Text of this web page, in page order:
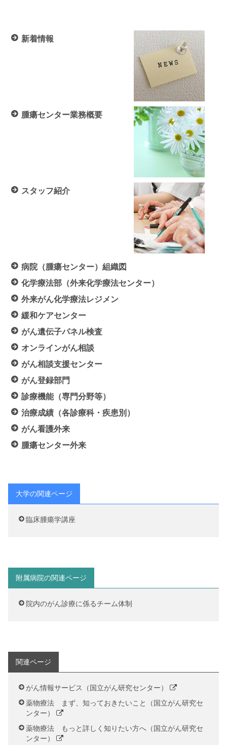
新着情報
腫瘍センター業務概要
スタッフ紹介
病院（腫瘍センター）組織図
化学療法部（外来化学療法センター）
外来がん化学療法レジメン
緩和ケアセンター
がん遺伝子パネル検査
オンラインがん相談
がん相談支援センター
がん登録部門
診療機能（専門分野等）
治療成績（各診療科・疾患別）
がん看護外来
腫瘍センター外来
大学の関連ページ
臨床腫瘍学講座
附属病院の関連ページ
院内のがん診療に係るチーム体制
関連ページ
がん情報サービス（国立がん研究センター）
薬物療法 まず、知っておきたいこと（国立がん研究セ
ンター）
薬物療法 もっと詳しく知りたい方へ（国立がん研究セ
ンター）